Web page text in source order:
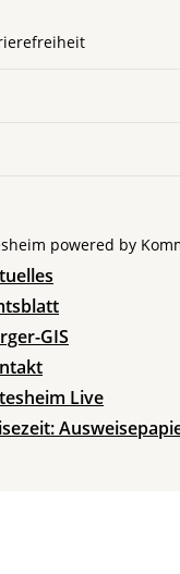
powered by
GIS
Live